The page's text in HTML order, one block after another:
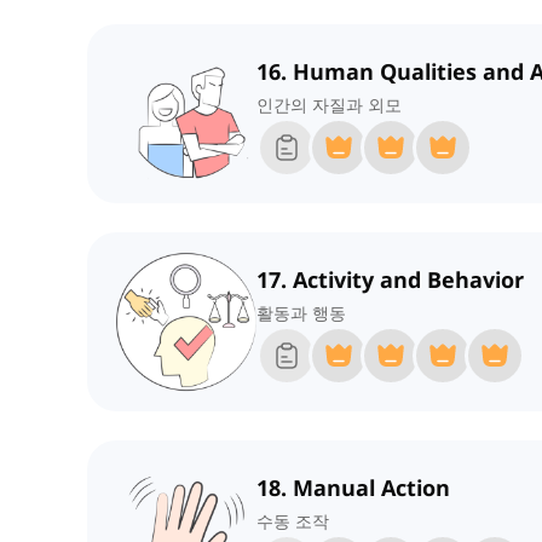
16. Human Qualities and
인간의 자질과 외모
17. Activity and Behavior
활동과 행동
18. Manual Action
수동 조작